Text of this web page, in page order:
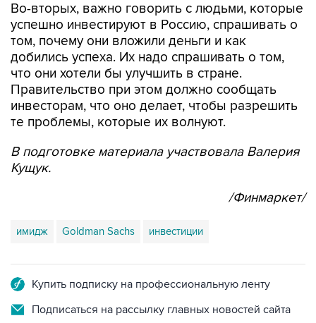
Во-вторых, важно говорить с людьми, которые
успешно инвестируют в Россию, спрашивать о
том, почему они вложили деньги и как
добились успеха. Их надо спрашивать о том,
что они хотели бы улучшить в стране.
Правительство при этом должно сообщать
инвесторам, что оно делает, чтобы разрешить
те проблемы, которые их волнуют.
В подготовке материала участвовала Валерия
Кущук.
/Финмаркет/
имидж Goldman Sachs инвестиции
Купить подписку на профессиональную ленту
Подписаться на рассылку главных новостей сайта